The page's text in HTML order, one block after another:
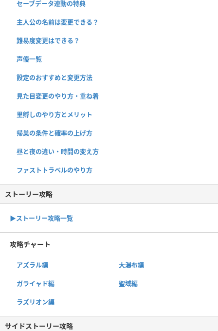
セーブデータ連動の特典
主人公の名前は変更できる？
難易度変更はできる？
声優一覧
設定のおすすめと変更方法
見た目変更のやり方・重ね着
里孵しのやり方とメリット
帰巣の条件と確率の上げ方
昼と夜の違い・時間の変え方
ファストトラベルのやり方
ストーリー攻略
▶︎ストーリー攻略一覧
攻略チャート
アズラル編 大瀑布編
ガライャド編 聖域編
ラズリオン編
サイドストーリー攻略